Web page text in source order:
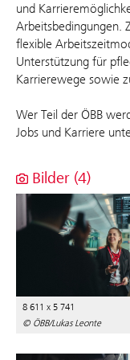
und
Arbeitsbedingungen.
flexible
Unterstützung für
Karrierewege sowie
Wer Teil der ÖBB
Jobs und Karriere
Bilder (4)
8 611 x 5 741
© ÖBB/Lukas Leonte